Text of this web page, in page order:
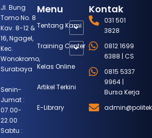
Jl. Bung
Tomo No. 8
Kav. 8-12 &
16, Ngagel,
Kec.
Wonokromo,
Surabaya
Senin-
Jumat :
07.00-
22.00
Sabtu :
Menu
Tentang Kami
Training Center
Kelas Online
Artikel Terkini
E-Library
Kontak
031 501
3828
0812 1699
6388 | CS
0815 5337
9964 |
Bursa Kerja